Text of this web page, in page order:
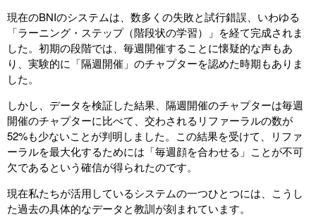
現在のBNIのシステムは、数多くの失敗と試行錯誤、いわゆる
「ラーニング・ステップ（階段状の学習）」を経て完成されま
した。初期の段階では、毎週開催することに懐疑的な声もあ
り、実験的に「隔週開催」のチャプターを認めた時期もありま
した。
しかし、データを検証した結果、隔週開催のチャプターは毎週
開催のチャプターに比べて、交わされるリファーラルの数が
52%も少ないことが判明しました。この結果を受けて、リファ
ーラルを最大化するためには「毎週顔を合わせる」ことが不可
欠であるという確信が得られたのです。
現在私たちが活用しているシステムの一つひとつには、こうし
た過去の具体的なデータと教訓が刻まれています。